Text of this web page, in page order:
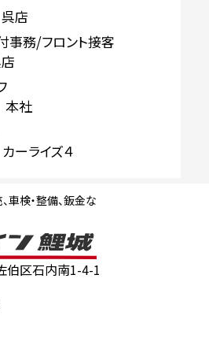
店
事務/フロント接客
本社
ーライズ４
車検・整備、鈑金な
伯区石内南1-4-1